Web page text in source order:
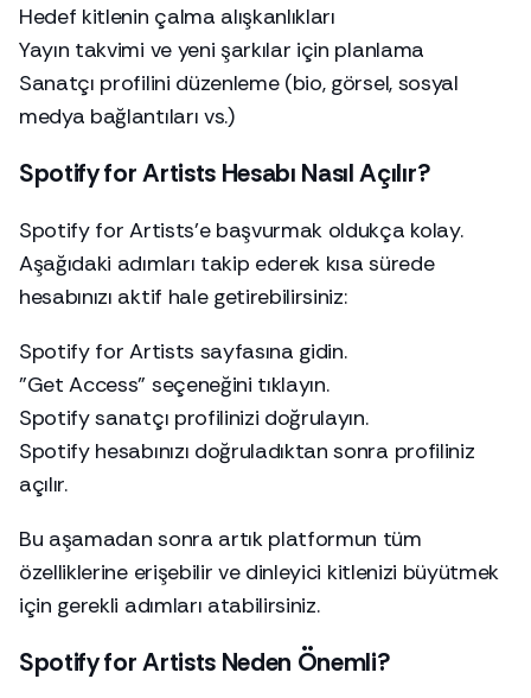
Hedef kitlenin çalma alışkanlıkları
Yayın takvimi ve yeni şarkılar için planlama
Sanatçı profilini düzenleme (bio, görsel, sosyal
medya bağlantıları vs.)
Spotify for Artists Hesabı Nasıl Açılır?
Spotify for Artists’e başvurmak oldukça kolay.
Aşağıdaki adımları takip ederek kısa sürede
hesabınızı aktif hale getirebilirsiniz:
Spotify for Artists sayfasına gidin.
"Get Access" seçeneğini tıklayın.
Spotify sanatçı profilinizi doğrulayın.
Spotify hesabınızı doğruladıktan sonra profiliniz
açılır.
Bu aşamadan sonra artık platformun tüm
özelliklerine erişebilir ve dinleyici kitlenizi büyütmek
için gerekli adımları atabilirsiniz.
Spotify for Artists Neden Önemli?